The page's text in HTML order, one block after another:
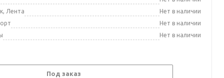
Лента
Нет в наличии
Нет в наличии
Нет в наличии
Под заказ